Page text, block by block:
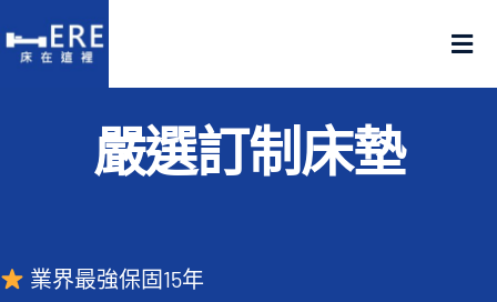
to
認識床在這裡
門市在這裡
嚴選訂制床墊
業界最強保固15年